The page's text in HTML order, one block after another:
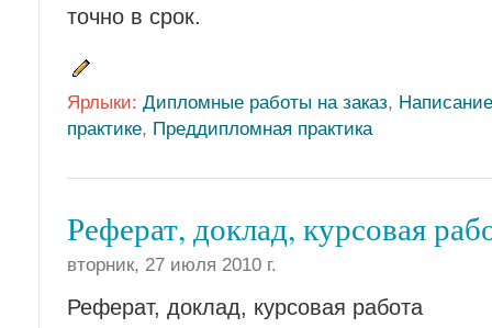
точно в срок.
Ярлыки: Дипломные работы на заказ,
практике, Преддипломная практика
Реферат, доклад, курсовая
вторник, 27 июля 2010 г.
Реферат, доклад, курсовая работа